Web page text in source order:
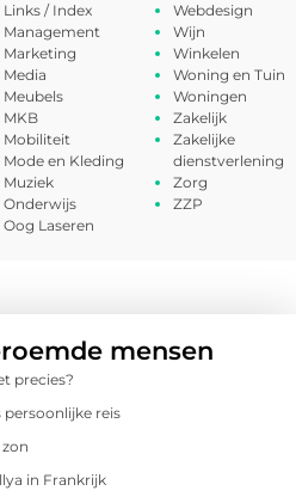
Links / Index
Management
Marketing
Media
Meubels
MKB
Mobiliteit
Mode en Kleding
Muziek
Onderwijs
Oog Laseren
Webdesign
Wijn
Winkelen
Woning en Tuin
Woningen
Zakelijk
Zakelijke
dienstverlening
Zorg
ZZP
mensen
precies?
persoonlijke reis
in Frankrijk